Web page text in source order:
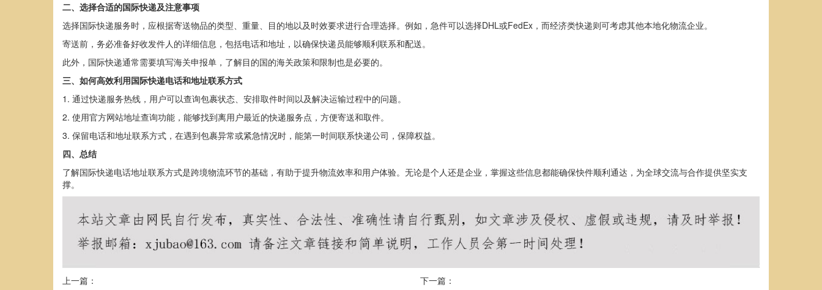
二、选择合适的国际快递及注意事项
选择国际快递服务时，应根据寄送物品的类型、重量、目的地以及时效要求进行合理选择。例如，急件可以选择DHL或FedEx，而经济类快递则可考虑其他本地化物流企业。
寄送前，务必准备好收发件人的详细信息，包括电话和地址，以确保快递员能够顺利联系和配送。
此外，国际快递通常需要填写海关申报单，了解目的国的海关政策和限制也是必要的。
三、如何高效利用国际快递电话和地址联系方式
1. 通过快递服务热线，用户可以查询包裹状态、安排取件时间以及解决运输过程中的问题。
2. 使用官方网站地址查询功能，能够找到离用户最近的快递服务点，方便寄送和取件。
3. 保留电话和地址联系方式，在遇到包裹异常或紧急情况时，能第一时间联系快递公司，保障权益。
四、总结
了解国际快递电话地址联系方式是跨境物流环节的基础，有助于提升物流效率和用户体验。无论是个人还是企业，掌握这些信息都能确保快件顺利通达，为全球交流与合作提供坚实支
撑。
上一篇： 下一篇：